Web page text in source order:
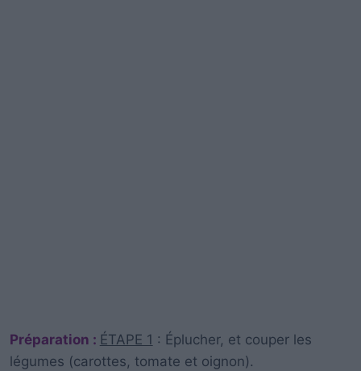
Préparation : ÉTAPE 1 : Éplucher, et couper les
légumes (carottes, tomate et oignon).